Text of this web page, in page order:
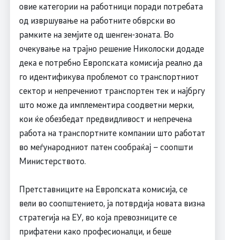
овие категории на работници поради потребата
од извршување на работните обврски во
рамките на земјите од шенген-зоната. Во
очекување на трајно решение Николоски додаде
дека е потребно Европската комисија реално да
го идентификува проблемот со транспортниот
сектор и непречениот транспортен тек и најбргу
што може да имплeментира соодветни мерки,
кои ќе обезбедат предвидливост и непречена
работа на транспортните компании што работат
во меѓународниот патен сообраќај – соопшти
Министерството.
Претставниците на Европската комисија, се
вели во соопштението, ја потврдија новата визна
стратегија на ЕУ, во која превозниците се
прифатени како професионалци, и беше